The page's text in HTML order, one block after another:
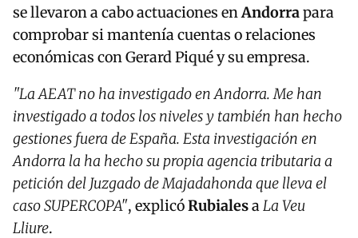
se llevaron a cabo actuaciones enAndorrapara
comprobar si mantenía cuentas o relaciones
económicas con Gerard Piqué y su empresa.
"La AEAT no ha investigado en Andorra. Me han
investigado a todos los niveles y también han hecho
gestiones fuera de España. Esta investigación en
Andorra la ha hecho su propia agencia tributaria a
petición del Juzgado de Majadahonda que lleva el
caso SUPERCOPA", explicóRubialesaLa Veu
Lliure.